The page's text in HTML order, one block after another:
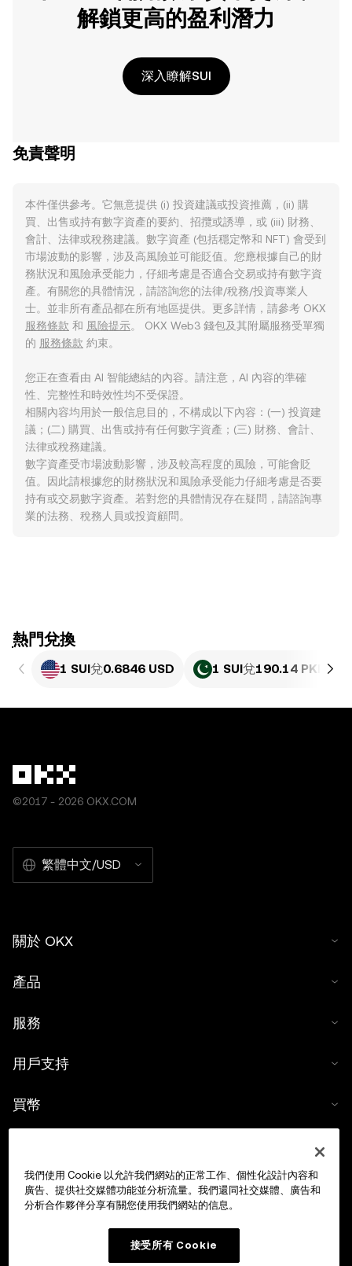
解鎖更高的盈利潛力
深入瞭解SUI
免責聲明
本件僅供參考。它無意提供 (i) 投資建議或投資推薦，(ii) 購
買、出售或持有數字資產的要約、招攬或誘導，或 (iii) 財務、
會計、法律或稅務建議。數字資產 (包括穩定幣和 NFT) 會受到
市場波動的影響，涉及高風險並可能貶值。您應根據自己的財
務狀況和風險承受能力，仔細考慮是否適合交易或持有數字資
產。有關您的具體情況，請諮詢您的法律/稅務/投資專業人
士。並非所有產品都在所有地區提供。更多詳情，請參考 OKX
服務條款 和 風險提示。 OKX Web3 錢包及其附屬服務受單獨
的 服務條款 約束。
您正在查看由 AI 智能總結的內容。請注意，AI 內容的準確
性、完整性和時效性均不受保證。
相關內容均用於一般信息目的，不構成以下內容：(一) 投資建
議；(二) 購買、出售或持有任何數字資產；(三) 財務、會計、
法律或稅務建議。
數字資產受市場波動影響，涉及較高程度的風險，可能會貶
值。因此請根據您的財務狀況和風險承受能力仔細考慮是否要
持有或交易數字資產。若對您的具體情況存在疑問，請諮詢專
業的法務、稅務人員或投資顧問。
ִִִִִִִִִִִִִִִִִִִִִִִִִִִִִִִִִִִִִִִִִִִִִִִִ熱門兌換
1 SUI兌0.6846 USD 1 SUI兌190.14 PKR
©2017 - 2026 OKX.COM
繁體中文/USD
關於 OKX
產品
服務
用戶支持
買幣
交易
我們使用 Cookie 以允許我們網站的正常工作、個性化設計內容和
廣告、提供社交媒體功能並分析流量。我們還同社交媒體、廣告和
分析合作夥伴分享有關您使用我們網站的信息。
接受所有 Cookie